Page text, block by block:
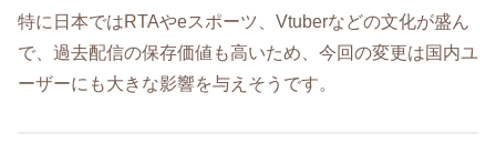
特に日本ではRTAやeスポーツ、Vtuberなどの文化が盛ん
で、過去配信の保存価値も高いため、今回の変更は国内ユ
ーザーにも大きな影響を与えそうです。